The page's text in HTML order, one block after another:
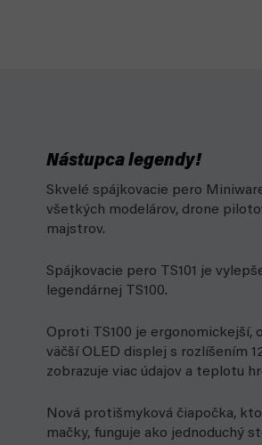
Nástupca legendy!
Skvelé spájkovacie pero
všetkých modelárov, drone
majstrov.
Spájkovacie pero TS101 je
legendárnej TS100.
Oproti TS100 je ergonomickejší,
väčší OLED displej s rozlíšením
zobrazuje viac údajov a teplotu
Nová protišmyková čiapočka,
mačky, funguje ako jednoduchý